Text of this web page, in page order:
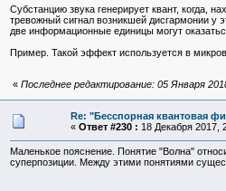
Субстанцию звука генерирует квант, когда,
тревожный сигнал возникшей дисгармонии у
две информационные единицы могут
Пример. Такой эффект используется в
« Последнее редактирование: 05 Января
Re: "Бесспорная квантовая
« Ответ #230 : 18 Декабря 2017,
Маленькое пояснение. Понятие "Волна"
суперпозиции. Между этими понятиями